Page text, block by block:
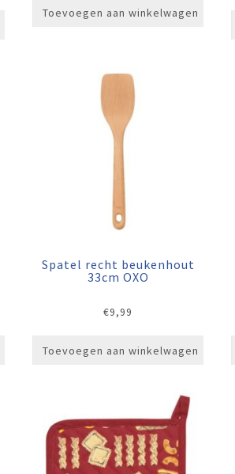
Toevoegen aan winkelwagen
Spatel recht beukenhout
33cm OXO
€9,99
Toevoegen aan winkelwagen